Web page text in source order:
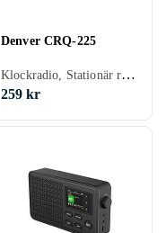
Denver CRQ-225
Klockradio, Stationär radio, Bärbar radio, FM, AM, Klockradio med alarm, Analog 3,5mm-ingång (Aux)
259 kr